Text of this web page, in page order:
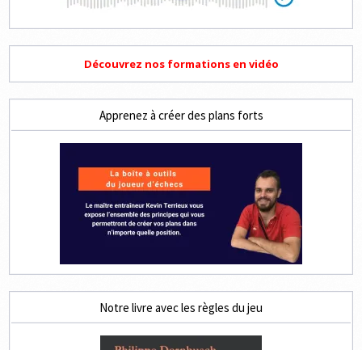
Découvrez nos formations en vidéo
Apprenez à créer des plans forts
Notre livre avec les règles du jeu